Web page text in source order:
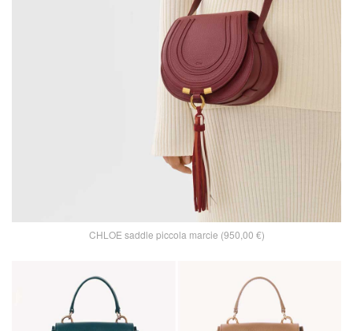
CHLOE saddle piccola marcie (950,00 €)